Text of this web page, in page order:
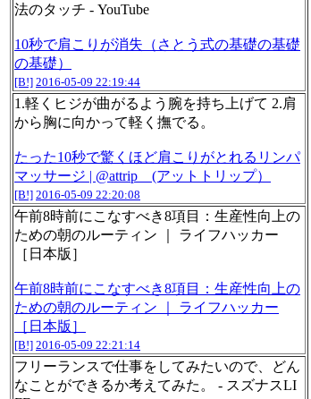
法のタッチ - YouTube
10秒で肩こりが消失（さとう式の基礎の基礎
の基礎）
[B!] 2016-05-09 22:19:44
1.軽くヒジが曲がるよう腕を持ち上げて 2.肩
から胸に向かって軽く撫でる。
たった10秒で驚くほど肩こりがとれるリンパ
マッサージ | @attrip (アットトリップ）
[B!] 2016-05-09 22:20:08
午前8時前にこなすべき8項目：生産性向上の
ための朝のルーティン ｜ ライフハッカー
［日本版］
午前8時前にこなすべき8項目：生産性向上の
ための朝のルーティン ｜ ライフハッカー
［日本版］
[B!] 2016-05-09 22:21:14
フリーランスで仕事をしてみたいので、どん
なことができるか考えてみた。 - スズナスLI